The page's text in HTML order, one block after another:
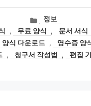
카
테
고
리
정보
, 무료 양식 , 문서 서식
양식 다운로드 , 영수증 양
, 청구서 작성법 , 편집